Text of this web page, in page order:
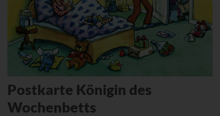
Postkarte Königin des
Wochenbetts